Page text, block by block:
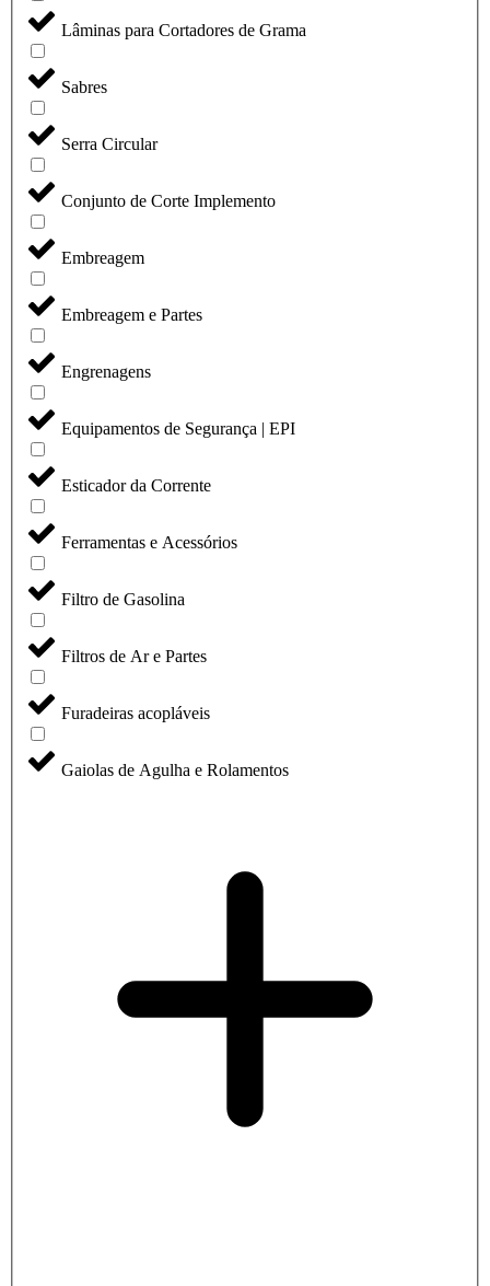
Lâminas para Cortadores de Grama
Sabres
Serra Circular
Conjunto de Corte Implemento
Embreagem
Embreagem e Partes
Engrenagens
Equipamentos de Segurança | EPI
Esticador da Corrente
Ferramentas e Acessórios
Filtro de Gasolina
Filtros de Ar e Partes
Furadeiras acopláveis
Gaiolas de Agulha e Rolamentos